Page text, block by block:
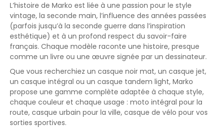
L’histoire de Marko est liée à une passion pour le style
vintage, la seconde main, l’influence des années passées
(parfois jusqu’à la seconde guerre dans l’inspiration
esthétique) et à un profond respect du savoir-faire
français. Chaque modèle raconte une histoire, presque
comme un livre ou une œuvre signée par un dessinateur.
Que vous recherchiez un casque noir mat, un casque jet,
un casque intégral ou un casque tandem light, Marko
propose une gamme complète adaptée à chaque style,
chaque couleur et chaque usage : moto intégral pour la
route, casque urbain pour la ville, casque de vélo pour vos
sorties sportives.